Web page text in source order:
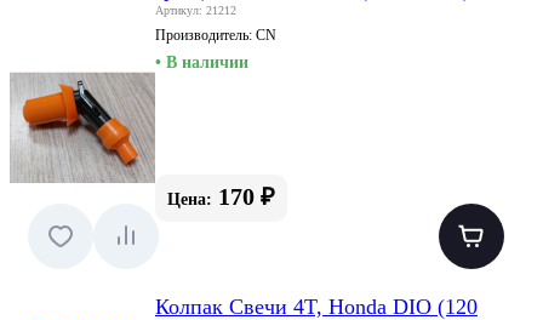
Артикул: 21212
Производитель: CN
• В наличии
Цена: 170 ₽
Колпак Свечи 4T, Honda DIO (120